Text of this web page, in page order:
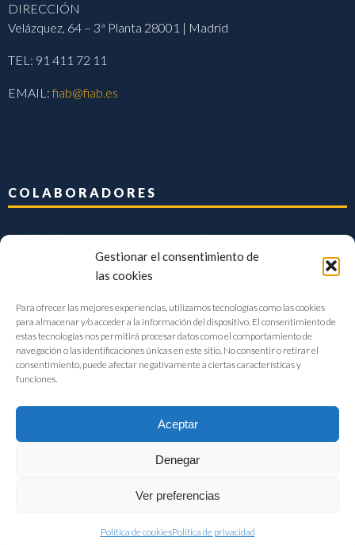
Gestionar el consentimiento de
las cookies
Para ofrecer las mejores experiencias, utilizamos tecnologías como las cookies
para almacenar y/o acceder a la información del dispositivo. El consentimiento de
estas tecnologías nos permitirá procesar datos como el comportamiento de
navegación o las identificaciones únicas en este sitio. No consentir o retirar el
consentimiento, puede afectar negativamente a ciertas características y
funciones.
Aceptar
Denegar
Ver preferencias
Política de cookiesPolítica de privacidad
DIRECCIÓN
Velázquez, 64 – 3ª Planta 28001 | Madrid
TEL: 91 411 72 11
EMAIL:fiab@fiab.es
COLABORADORES
FIAB Federación Española de Industrias de la Alimentación y Bebidas